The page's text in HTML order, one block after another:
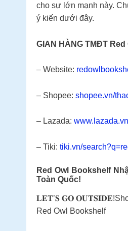
cho sự lớn mạnh này.
ý kiến ​​​​dưới đây.
GIAN HÀNG TMĐT
– Website:
– Shopee: shopee.vn/
– Lazada:
– Tiki: tiki.vn/
Red Owl Bookshelf
Toàn Quốc!
𝐋𝐄𝐓’𝐒 𝐆𝐎
Red Owl Bookshelf